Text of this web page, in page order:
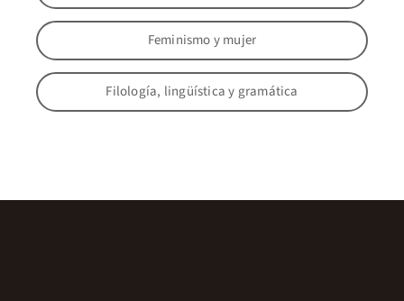
Feminismo y mujer
Filología, lingüística y gramática